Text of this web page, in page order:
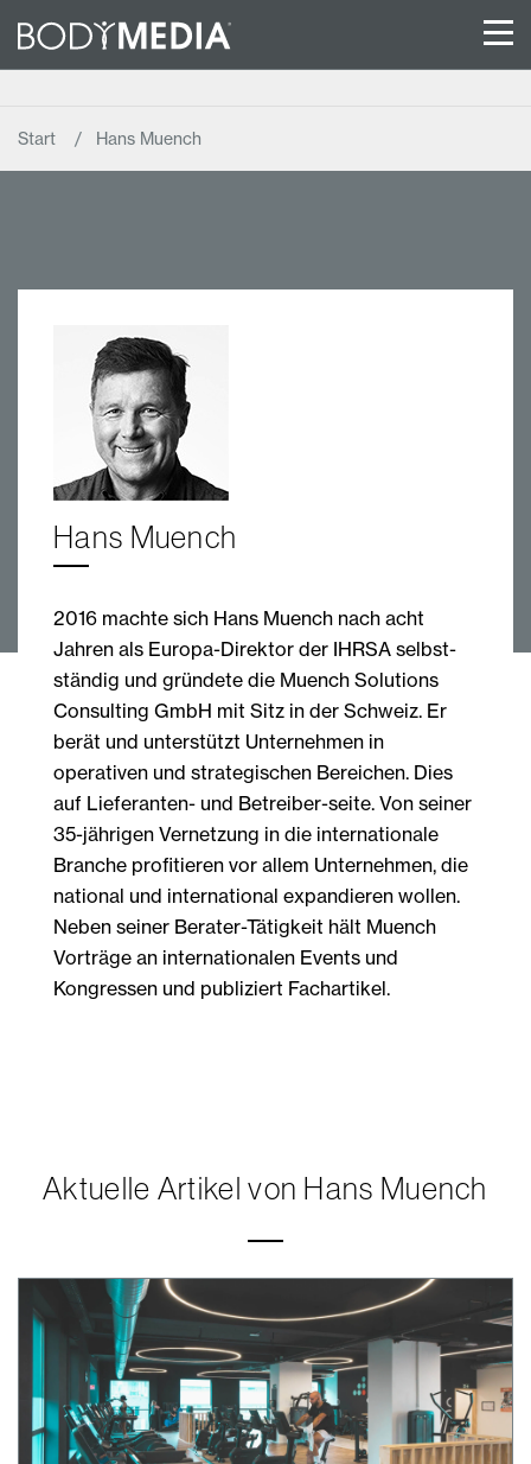
Start Hans Muench
Hans Muench
2016 machte sich Hans Muench nach acht
Jahren als Europa-Direktor der IHRSA selbst-
ständig und gründete die Muench Solutions
Consulting GmbH mit Sitz in der Schweiz. Er
berät und unterstützt Unternehmen in
operativen und strategischen Bereichen. Dies
auf Lieferanten- und Betreiber-seite. Von seiner
35-jährigen Vernetzung in die internationale
Branche profitieren vor allem Unternehmen, die
national und international expandieren wollen.
Neben seiner Berater-Tätigkeit hält Muench
Vorträge an internationalen Events und
Kongressen und publiziert Fachartikel.
Aktuelle Artikel von Hans Muench